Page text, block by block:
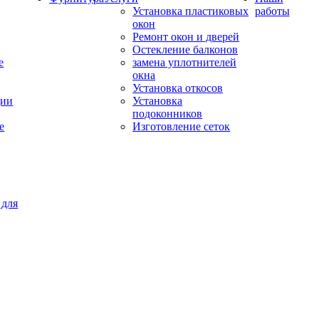
Установка пластиковых
окон
Ремонт окон и дверей
Остекление балконов
замена уплотнителей
окна
Установка откосов
Установка
подоконников
Изготовление сеток
работы